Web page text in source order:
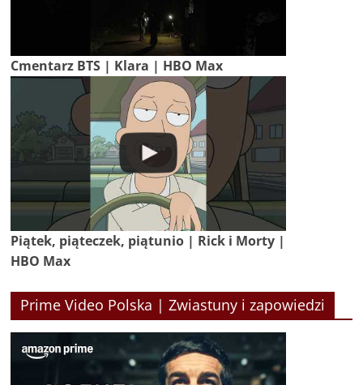
Cmentarz BTS | Klara | HBO Max
Piątek, piąteczek, piątunio | Rick i Morty |
HBO Max
Prime Video Polska | Zwiastuny i zapowiedzi